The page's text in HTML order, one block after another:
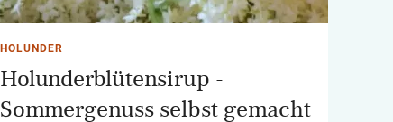
HOLUNDER
Holunderblütensirup -
Sommergenuss selbst gemacht